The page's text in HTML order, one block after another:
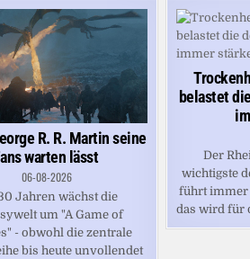
R. R. Martin seine
warten lässt
06-08-2026
Jahren wächst die
um "A Game of
- obwohl die zentrale
bis heute unvollendet
belastet
Der
wichtigste
führt immer
das wird für